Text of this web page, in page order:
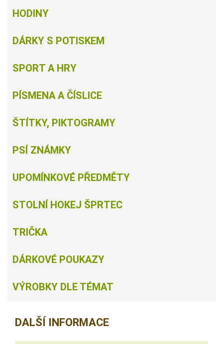
HODINY
DÁRKY S POTISKEM
SPORT A HRY
PÍSMENA A ČÍSLICE
ŠTÍTKY, PIKTOGRAMY
PSÍ ZNÁMKY
UPOMÍNKOVÉ PŘEDMĚTY
STOLNÍ HOKEJ ŠPRTEC
TRIČKA
DÁRKOVÉ POUKAZY
VÝROBKY DLE TÉMAT
DALŠÍ INFORMACE